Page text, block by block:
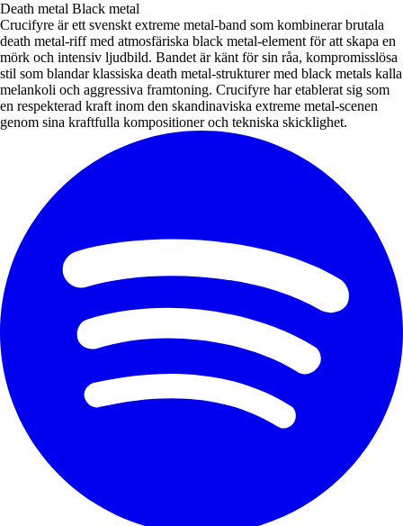
Death metal Black metal
Crucifyre är ett svenskt extreme metal-band som kombinerar brutala
death metal-riff med atmosfäriska black metal-element för att skapa en
mörk och intensiv ljudbild. Bandet är känt för sin råa, kompromisslösa
stil som blandar klassiska death metal-strukturer med black metals kalla
melankoli och aggressiva framtoning. Crucifyre har etablerat sig som
en respekterad kraft inom den skandinaviska extreme metal-scenen
genom sina kraftfulla kompositioner och tekniska skicklighet.